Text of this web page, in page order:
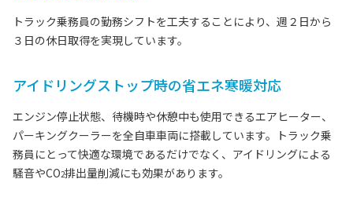
トラック乗務員の勤務シフトを工夫することにより、週２日から
３日の休日取得を実現しています。
アイドリングストップ時の省エネ寒暖対応
エンジン停止状態、待機時や休憩中も使用できるエアヒーター、
パーキングクーラーを全自車車両に搭載しています。トラック乗
務員にとって快適な環境であるだけでなく、アイドリングによる
騒音やCO2排出量削減にも効果があります。